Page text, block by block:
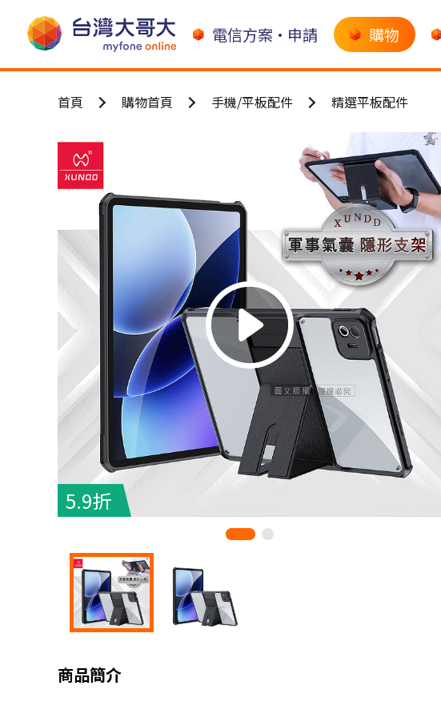
電信方案•申請 購物
首頁 購物首頁 手機/平板配件 精選平板配件
5.9折
商品簡介